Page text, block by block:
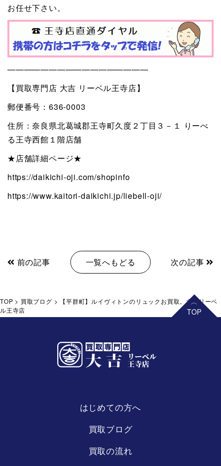
お任せ下さい。
—————————————————
【買取専門店 大吉 リーベル王寺店】
郵便番号：636-0003
住所：奈良県北葛城郡王寺町久度２丁目３－１ りーべ
る王寺西館１階店舗
★店舗詳細ページ★
https://daikichi-oji.com/shopinfo
https://www.kaitori-daikichi.jp/liebell-oji/
前の記事 一覧へもどる 次の記事
TOP > 買取ブログ >
【平群町】ルイヴィトンのリュックお買取。大吉リーベ
ル王寺店
リーベル
王寺店
はじめての方へ
買取ブログ
買取の流れ